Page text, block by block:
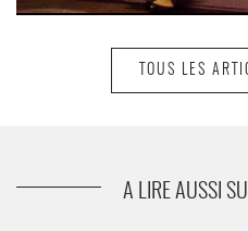
Data
TOUS LES
A LIRE AUSSI